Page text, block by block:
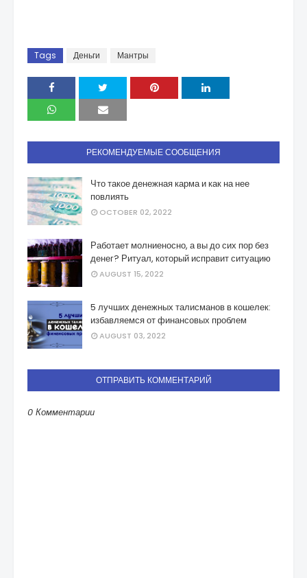
Tags Деньги Мантры
РЕКОМЕНДУЕМЫЕ СООБЩЕНИЯ
Что такое денежная карма и как на нее
повлиять
OCTOBER 02, 2022
Работает молниеносно, а вы до сих пор без
денег? Ритуал, который исправит ситуацию
AUGUST 15, 2022
5 лучших денежных талисманов в кошелек:
избавляемся от финансовых проблем
AUGUST 03, 2022
ОТПРАВИТЬ КОММЕНТАРИЙ
0 Комментарии